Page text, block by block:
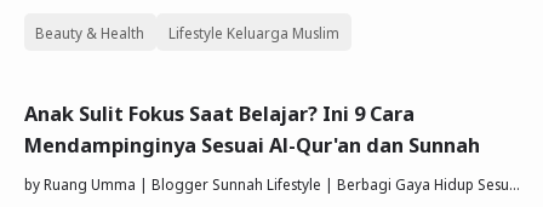
Beauty & Health Lifestyle Keluarga Muslim
Anak Sulit Fokus Saat Belajar? Ini 9 Cara
Mendampinginya Sesuai Al-Qur'an dan Sunnah
byRuang Umma | Blogger Sunnah Lifestyle | Berbagi Gaya Hidup Sesuai Quran Sunnah